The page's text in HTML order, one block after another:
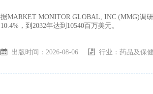
据MARKET MONITOR GLOBAL, INC (MMG)调
10.4%，到2032年达到10540百万美元。
出版时间：2026-08-06 行业：药品及保